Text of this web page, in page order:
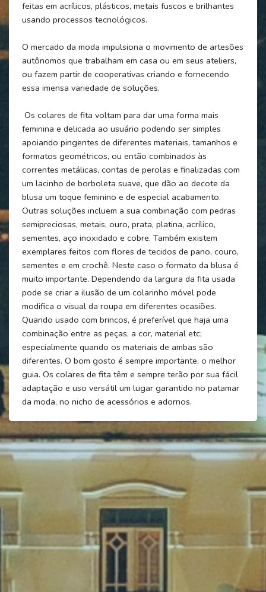
feitas em acrílicos, plásticos, metais fuscos e brilhantes
usando processos tecnológicos.
O mercado da moda impulsiona o movimento de artesões
autônomos que trabalham em casa ou em seus ateliers,
ou fazem partir de cooperativas criando e fornecendo
essa imensa variedade de soluções.
Os colares de fita voltam para dar uma forma mais
feminina e delicada ao usuário podendo ser simples
apoiando pingentes de diferentes materiais, tamanhos e
formatos geométricos, ou então combinados às
correntes metálicas, contas de perolas e finalizadas com
um lacinho de borboleta suave, que dão ao decote da
blusa um toque feminino e de especial acabamento.
Outras soluções incluem a sua combinação com pedras
semipreciosas, metais, ouro, prata, platina, acrílico,
sementes, aço inoxidado e cobre. Também existem
exemplares feitos com flores de tecidos de pano, couro,
sementes e em crochê. Neste caso o formato da blusa é
muito importante. Dependendo da largura da fita usada
pode se criar a ilusão de um colarinho móvel pode
modifica o visual da roupa em diferentes ocasiões.
Quando usado com brincos, é preferível que haja uma
combinação entre as peças, a cor, material etc;
especialmente quando os materiais de ambas são
diferentes. O bom gosto é sempre importante, o melhor
guia. Os colares de fita têm e sempre terão por sua fácil
adaptação e uso versátil um lugar garantido no patamar
da moda, no nicho de acessórios e adornos.